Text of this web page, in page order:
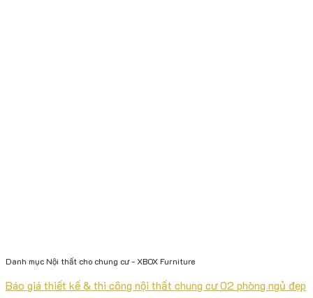
Danh mục Nội thất cho chung cư - XBOX Furniture
Báo giá thiết kế & thi công nội thất chung cư 02 phòng ngủ đẹp